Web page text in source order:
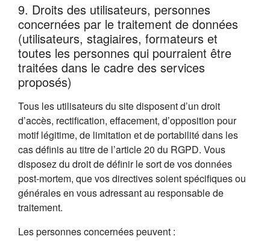
9. Droits des utilisateurs, personnes
concernées par le traitement de données
(utilisateurs, stagiaires, formateurs et
toutes les personnes qui pourraient être
traitées dans le cadre des services
proposés)
Tous les utilisateurs du site disposent d’un droit
d’accès, rectification, effacement, d’opposition pour
motif légitime, de limitation et de portabilité dans les
cas définis au titre de l’article 20 du RGPD. Vous
disposez du droit de définir le sort de vos données
post-mortem, que vos directives soient spécifiques ou
générales en vous adressant au responsable de
traitement.
Les personnes concernées peuvent :